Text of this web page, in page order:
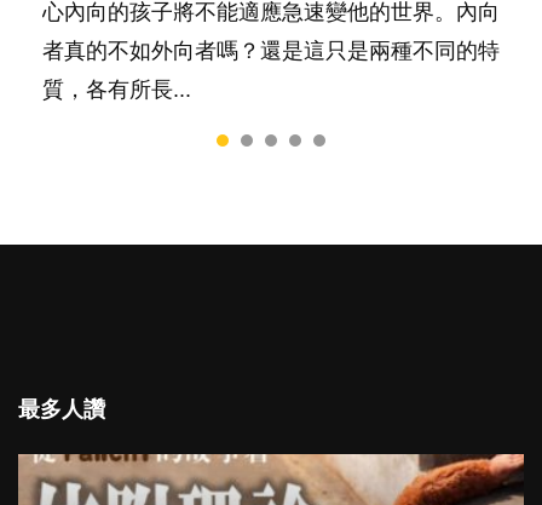
心內向的孩子將不能適應急速變他的世界。內向
者真的不如外向者嗎？還是這只是兩種不同的特
質，各有所長...
最多人讚